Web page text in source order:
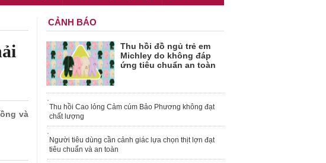
và
CẢNH BÁO
Thu hồi đồ ngủ trẻ em
Michley do không đáp
ứng tiêu chuẩn an toàn
Thu hồi Cao lỏng Cảm cúm Bảo Phương không đạt
chất lượng
Người tiêu dùng cần cảnh giác lựa chọn thịt lợn đạt
tiêu chuẩn và an toàn